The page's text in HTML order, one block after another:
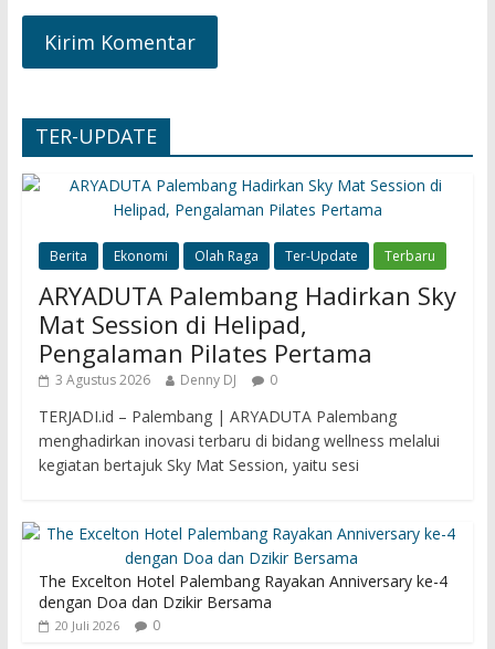
TER-UPDATE
Berita Ekonomi Olah Raga Ter-Update Terbaru
ARYADUTA Palembang Hadirkan Sky
Mat Session di Helipad,
Pengalaman Pilates Pertama
3 Agustus 2026 Denny DJ 0
TERJADI.id – Palembang | ARYADUTA Palembang
menghadirkan inovasi terbaru di bidang wellness melalui
kegiatan bertajuk Sky Mat Session, yaitu sesi
The Excelton Hotel Palembang Rayakan Anniversary ke-4
dengan Doa dan Dzikir Bersama
20 Juli 2026 0